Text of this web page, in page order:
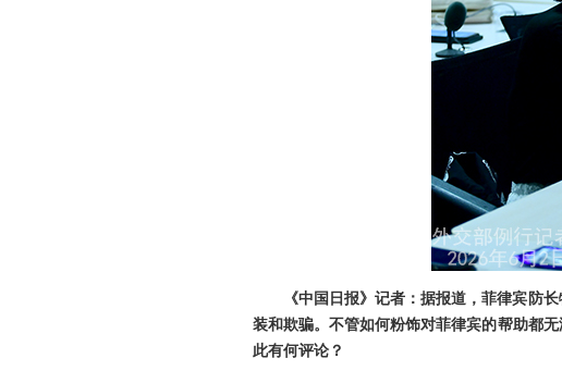
《中国日报》记者：据报道，菲律宾防
装和欺骗。不管如何粉饰对菲律宾的帮助都
此有何评论？